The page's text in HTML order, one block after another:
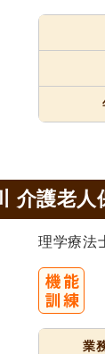
介護老人
理学療法
業